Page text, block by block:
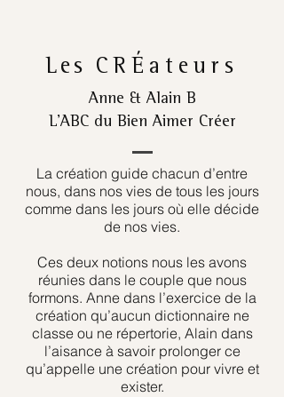
Les CRÉateurs
Anne & Alain B
L’ABC du Bien Aimer Créer
La création guide chacun d’entre
nous, dans nos vies de tous les jours
comme dans les jours où elle décide
de nos vies.
Ces deux notions nous les avons
réunies dans le couple que nous
formons. Anne dans l’exercice de la
création qu’aucun dictionnaire ne
classe ou ne répertorie, Alain dans
l’aisance à savoir prolonger ce
qu’appelle une création pour vivre et
exister.